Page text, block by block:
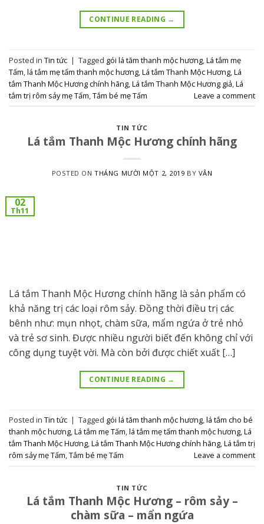
CONTINUE READING →
Posted in Tin tức | Tagged gói lá tăm thanh mộc hương Lá tắm mẹ
Tấm lá tắm mẹ tấm thanh mộc hương Lá tắm Thanh Mộc Hương Lá
tắm Thanh Mộc Hương chính hãng Lá tắm Thanh Mộc Hương giả Lá
tắm trị rôm sảy mẹ Tấm Tắm bé mẹ Tấm Leave a comment
TIN TỨC
Lá tắm Thanh Mộc Hương chính hãng
POSTED ONTHÁNG MƯỜI MỘT 2, 2019 BY VÂN
02
Th11
Lá tắm Thanh Mộc Hương chính hãng là sản phẩm có
khả năng trị các loại rôm sảy. Đồng thời điều trị các
bênh như: mụn nhọt, chàm sữa, mẩm ngứa ở trẻ nhỏ
và trẻ sơ sinh. Được nhiều người biết đến không chỉ với
công dụng tuyệt vời. Mà còn bởi được chiết xuất […]
CONTINUE READING →
Posted in Tin tức | Tagged gói lá tăm thanh mộc hương,lá tắm cho bé
thanh mộc hương,Lá tắm mẹ Tấm,lá tắm mẹ tấm thanh mộc hương,Lá
tắm Thanh Mộc Hương,Lá tắm Thanh Mộc Hương chính hãng,Lá tắm trị
rôm sảy mẹ Tấm,Tắm bé mẹ Tấm Leave a comment
TIN TỨC
Lá tắm Thanh Mộc Hương – rôm sảy –
chàm sữa – mẩn ngứa